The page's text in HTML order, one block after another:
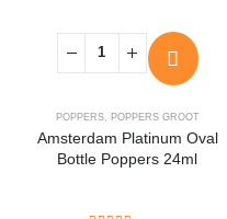
POPPERS, POPPERS GROOT
Amsterdam Platinum Oval
Bottle Poppers 24ml